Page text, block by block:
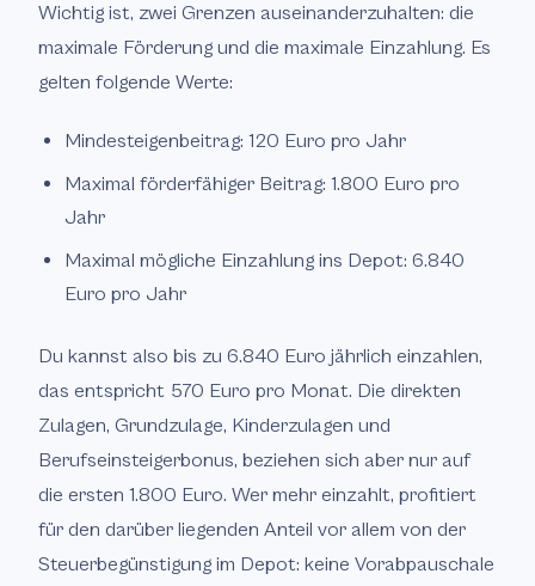
Wichtig ist, zwei Grenzen auseinanderzuhalten: die
maximale Förderung und die maximale Einzahlung. Es
gelten folgende Werte:
Mindesteigenbeitrag: 120 Euro pro Jahr
Maximal förderfähiger Beitrag: 1.800 Euro pro
Jahr
Maximal mögliche Einzahlung ins Depot: 6.840
Euro pro Jahr
Du kannst also bis zu 6.840 Euro jährlich einzahlen,
das entspricht 570 Euro pro Monat. Die direkten
Zulagen, Grundzulage, Kinderzulagen und
Berufseinsteigerbonus, beziehen sich aber nur auf
die ersten 1.800 Euro. Wer mehr einzahlt, profitiert
für den darüber liegenden Anteil vor allem von der
Steuerbegünstigung im Depot: keine Vorabpauschale